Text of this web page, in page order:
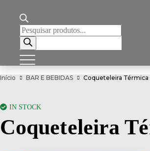
Pesquisar
produtos
Início BAR E BEBIDAS Coqueteleira Térmica
IN STOCK
Coqueteleira